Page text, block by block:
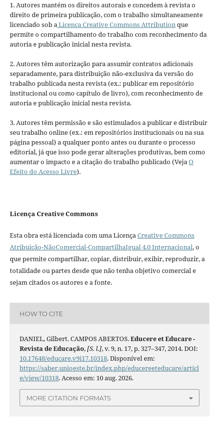
1. Autores mantém os direitos autorais e concedem à revista o
direito de primeira publicação, com o trabalho simultaneamente
licenciado sob aLicença Creative Commons Attributionque
permite o compartilhamento do trabalho com reconhecimento da
autoria e publicação inicial nesta revista.
2. Autores têm autorização para assumir contratos adicionais
separadamente, para distribuição não-exclusiva da versão do
trabalho publicada nesta revista (ex.: publicar em repositório
institucional ou como capítulo de livro), com reconhecimento de
autoria e publicação inicial nesta revista.
3. Autores têm permissão e são estimulados a publicar e distribuir
seu trabalho online (ex.: em repositórios institucionais ou na sua
página pessoal) a qualquer ponto antes ou durante o processo
editorial, já que isso pode gerar alterações produtivas, bem como
aumentar o impacto e a citação do trabalho publicado (VejaO
Efeito do Acesso Livre).
Licença Creative Commons
Esta obra está licenciada com uma LicençaCreative Commons
Atribuição-NãoComercial-CompartilhaIgual 4.0 Internacional, o
que permite compartilhar, copiar, distribuir, exibir, reproduzir, a
totalidade ou partes desde que não tenha objetivo comercial e
sejam citados os autores e a fonte.
HOW TO CITE
DANIEL, Gilbert. CAMPOS ABERTOS.Educere et Educare -
Revista de Educação,[S. l.], v. 9, n. 17, p. 327–347, 2014. DOI:
10.17648/educare.v9i17.10318. Disponível em:
https://saber.unioeste.br/index.php/educereeteducare/articl
e/view/10318. Acesso em: 10 aug. 2026.
MORE CITATION FORMATS